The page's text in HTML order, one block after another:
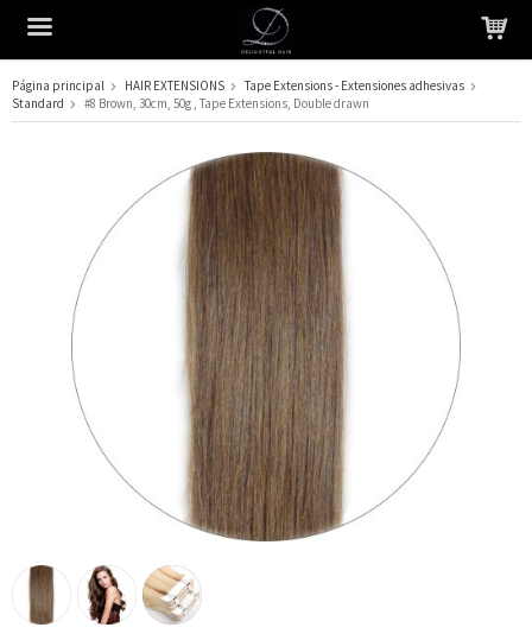
El producto ha sido añadido a su carrito
Página principal HAIR EXTENSIONS
Tape Extensions - Extensiones adhesivas
Standard
#8 Brown, 30cm, 50g , Tape Extensions, Double drawn